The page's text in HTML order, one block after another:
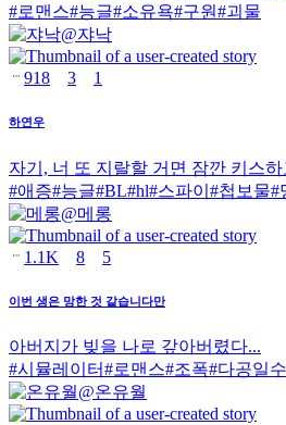
#로맨스#능글#소유욕#구원#괴물
@쟈낙
918 3 1
하연우
자기, 너 또 지랄할 거면 잠깐 키스
#애증#능글#BL#hl#스파이 #첩보물#
@메롱
1.1K 8 5
이번 생은 망한 것 같습니다만
아버지가 빚을 나로 갚아버렸다...
#시뮬레이터#로맨스#조폭#다공일수
@온유월